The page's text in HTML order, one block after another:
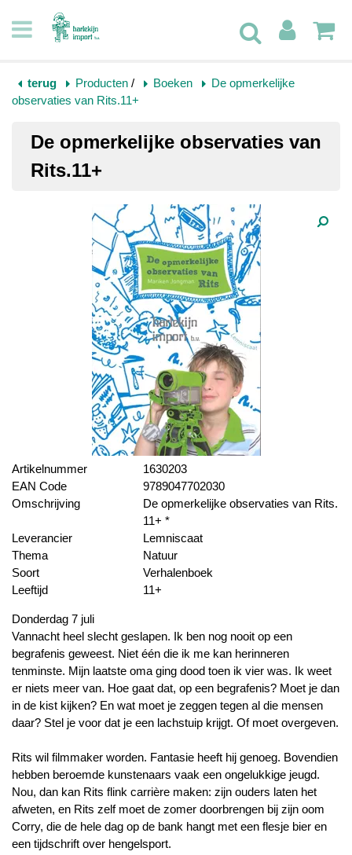
terug Producten / Boeken
De opmerkelijke
observaties van Rits.11+
De opmerkelijke observaties van
Rits.11+
Artikelnummer
1630203
EAN Code
9789047702030
Omschrijving
De opmerkelijke observaties van Rits.
11+ *
Leverancier
Lemniscaat
Thema
Natuur
Soort
Verhalenboek
Leeftijd
11+
Donderdag 7 juli
Vannacht heel slecht geslapen. Ik ben nog nooit op een
begrafenis geweest. Niet één die ik me kan herinneren
tenminste. Mijn laatste oma ging dood toen ik vier was. Ik weet
er niets meer van. Hoe gaat dat, op een begrafenis? Moet je dan
in de kist kijken? En wat moet je zeggen tegen al die mensen
daar? Stel je voor dat je een lachstuip krijgt. Of moet overgeven.
Rits wil filmmaker worden. Fantasie heeft hij genoeg. Bovendien
hebben beroemde kunstenaars vaak een ongelukkige jeugd.
Nou, dan kan Rits flink carrière maken: zijn ouders laten het
afweten, en Rits zelf moet de zomer doorbrengen bij zijn oom
Corry, die de hele dag op de bank hangt met een flesje bier en
een tijdschrift over hengelsport.